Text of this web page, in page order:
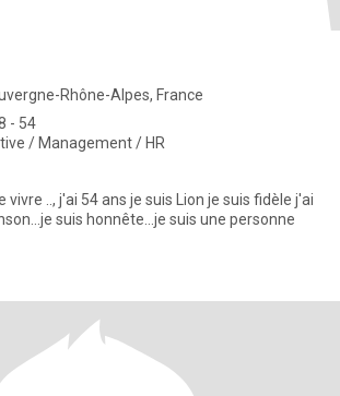
Rhône-Alpes, France
- 54
/ Management / HR
vivre .., j'ai 54 ans je suis Lion je suis fidèle j'ai
suis honnête...je suis une personne